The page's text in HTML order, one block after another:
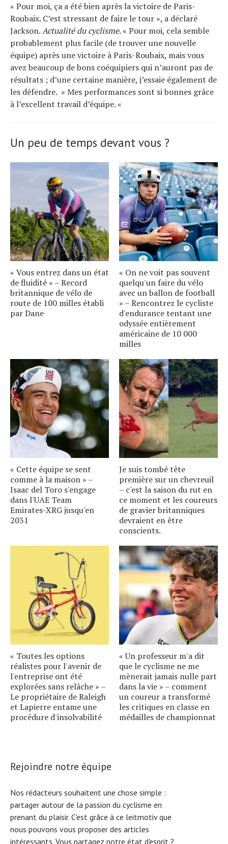
« Pour moi, ça a été bien après la victoire de Paris-
Roubaix. C’est stressant de faire le tour », a déclaré
Jackson.Actualité du cyclisme. « Pour moi, cela semble
probablement plus facile (de trouver une nouvelle
équipe) après une victoire à Paris-Roubaix, mais vous
avez beaucoup de bons coéquipiers qui n’auront pas de
résultats ; d’une certaine manière, j’essaie également de
les défendre. » Mes performances sont si bonnes grâce
à l’excellent travail d’équipe. «
Un peu de temps devant vous ?
« Vous entrez dans un état
de fluidité » – Record
britannique de vélo de
route de 100 milles établi
par Dane
« On ne voit pas souvent
quelqu'un faire du vélo
avec un ballon de football
» – Rencontrez le cycliste
d'endurance tentant une
odyssée entièrement
américaine de 10 000
milles
« Cette équipe se sent
comme à la maison » –
Isaac del Toro s'engage
dans l'UAE Team
Emirates-XRG jusqu'en
2031
Je suis tombé tête
première sur un chevreuil
– c'est la saison du rut en
ce moment et les coureurs
de gravier britanniques
devraient en être
conscients.
« Toutes les options
réalistes pour l'avenir de
l'entreprise ont été
explorées sans relâche » –
Le propriétaire de Raleigh
et Lapierre entame une
procédure d'insolvabilité
« Un professeur m'a dit
que le cyclisme ne me
mènerait jamais nulle part
dans la vie » – comment
un coureur a transformé
les critiques en classe en
médailles de championnat
Rejoindre notre équipe
Nos rédacteurs souhaitent une chose simple :
partager autour de la passion du cyclisme en
prenant du plaisir. C'est grâce à ce leitmotiv que
nous pouvons vous proposer des articles
intéressants. Vous partagez notre état d'esprit ?